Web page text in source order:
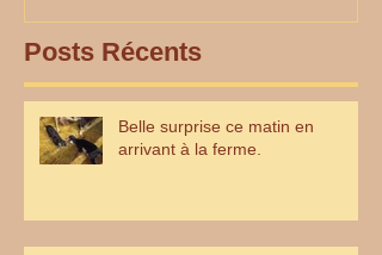
Posts Récents
Belle surprise ce matin en
arrivant à la ferme.